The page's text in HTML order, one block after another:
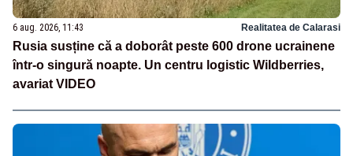
6 aug. 2026, 11:43 Realitatea de Calarasi
Rusia susține că a doborât peste 600 drone ucrainene
într-o singură noapte. Un centru logistic Wildberries,
avariat VIDEO